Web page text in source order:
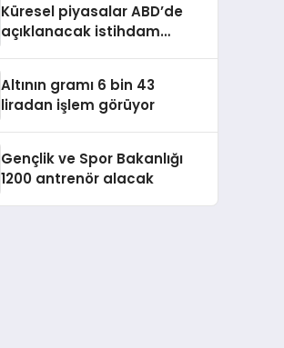
Küresel piyasalar ABD’de
açıklanacak istihdam
Altının gramı 6 bin 43
liradan işlem görüyor
Gençlik ve Spor Bakanlığı
1200 antrenör alacak